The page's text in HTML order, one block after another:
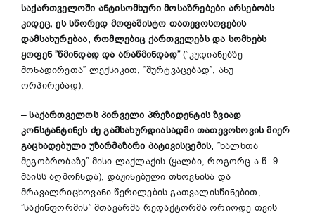
საქართველოში ანტისომხური მოსაზრებები არსებობს
კიდეც, ეს სწორედ მოფაშისტო თათევოსოვების
დამსახურებაა, რომლებიც ქართველებს და სომხებს
ყოფენ ”წმინდად და არაწმინდად”(”კუდიანებზე
მონადირეთა” ლექსიკით, ”შურტვაცებად”, ანუ
ორპირებად);
– საქართველოს პირველი პრეზიდენტის ზვიად
კონსტანტინეს ძეგამსახურდიასადმი თათევოსოვის მიერ
გაცხადებული უზარმაზარი პატივისცემის, ”ხალხთა
მეგობრობაზე” მისი ლაქლაქის (ყალბი, როგორც ა.წ. 9
მაისს აღმოჩნდა), დაჟინებული თხოვნისა და
მრავალრიცხოვანი წერილების გათვალისწინებით,
”საქინფორმის” მთავარმა რედაქტორმა ორიოდე თვის